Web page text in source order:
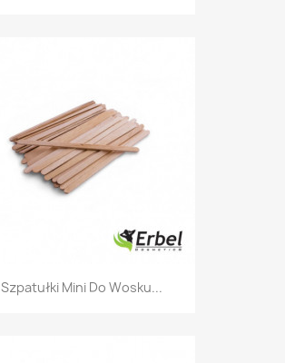
Szpatułki Mini Do Wosku...